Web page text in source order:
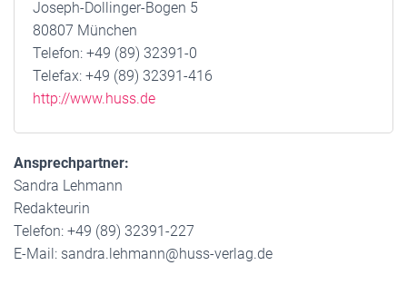
Joseph-Dollinger-Bogen 5
80807 München
Telefon: +49 (89) 32391-0
Telefax: +49 (89) 32391-416
http://www.huss.de
Ansprechpartner:
Sandra Lehmann
Redakteurin
Telefon: +49 (89) 32391-227
E-Mail: sandra.lehmann@huss-verlag.de